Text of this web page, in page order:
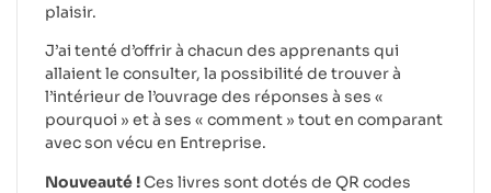
plaisir.
J’ai tenté d’offrir à chacun des apprenants qui
allaient le consulter, la possibilité de trouver à
l’intérieur de l’ouvrage des réponses à ses «
pourquoi » et à ses « comment » tout en comparant
avec son vécu en Entreprise.
Nouveauté !Ces livres sont dotés de QR codes